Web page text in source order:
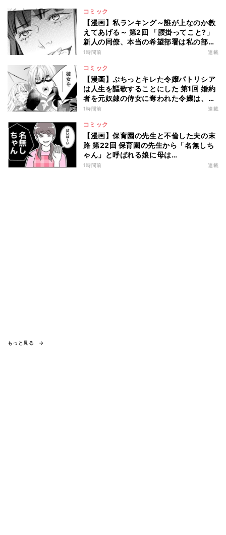
コミック
【漫画】私ランキング～誰が上なのか教
えてあげる～ 第2回 「腰掛ってこと?」
新人の同僚、本当の希望部署は私の部署
じゃなくて…
1時間前 連載
コミック
【漫画】ぷちっとキレた令嬢パトリシア
は人生を謳歌することにした 第1回 婚約
者を元奴隷の侍女に奪われた令嬢は、ぷ
ちっとキレて…
1時間前 連載
コミック
【漫画】保育園の先生と不倫した夫の末
路 第22回 保育園の先生から「名無しち
ゃん」と呼ばれる娘に母は…
1時間前 連載
もっと見る